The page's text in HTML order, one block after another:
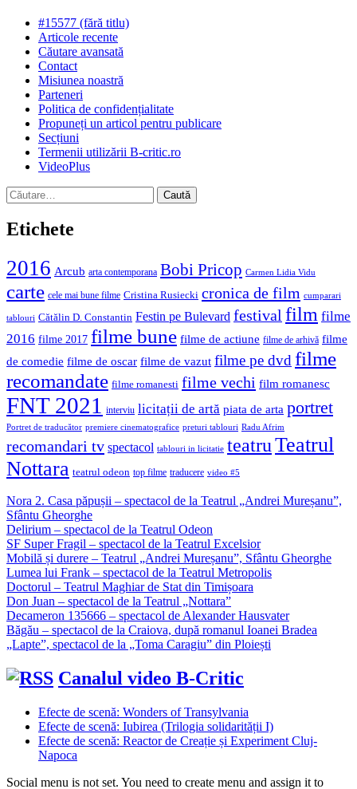
#15577 (fără titlu)
Articole recente
Căutare avansată
Contact
Misiunea noastră
Parteneri
Politica de confidențialitate
Propuneți un articol pentru publicare
Secțiuni
Termenii utilizării B-critic.ro
VideoPlus
Caută
după:
Etichete
2016 Arcub arta contemporana Bobi Pricop Carmen Lidia Vidu
carte cele mai bune filme Cristina Rusiecki cronica de film cumparari
tablouri Cătălin D. Constantin Festin pe Bulevard festival film filme
2016 filme 2017 filme bune filme de actiune filme de arhivă filme
de comedie filme de oscar filme de vazut filme pe dvdfilme
recomandate filme romanesti filme vechi film romanesc
FNT 2021 interviu licitații de artă piata de arta portret
Portret de traducător premiere cinematografice preturi tablouri Radu Afrim
recomandari tv spectacol tablouri in licitatie teatruTeatrul
Nottara teatrul odeon top filme traducere video #5
Nora 2. Casa păpușii – spectacol de la Teatrul „Andrei Mureșanu”,
Sfântu Gheorghe
Delirium – spectacol de la Teatrul Odeon
SF Super Fragil – spectacol de la Teatrul Excelsior
Mobilă și durere – Teatrul „Andrei Mureșanu”, Sfântu Gheorghe
Lumea lui Frank – spectacol de la Teatrul Metropolis
Doctorul – Teatrul Maghiar de Stat din Timișoara
Don Juan – spectacol de la Teatrul „Nottara”
Decameron 135666 – spectacol de Alexander Hausvater
Băgău – spectacol de la Craiova, după romanul Ioanei Bradea
„Lapte”, spectacol de la „Toma Caragiu” din Ploiești
Canalul video B-Critic
Efecte de scenă: Wonders of Transylvania
Efecte de scenă: Iubirea (Trilogia solidarității I)
Efecte de scenă: Reactor de Creație și Experiment Cluj-
Napoca
Social menu is not set. You need to create menu and assign it to